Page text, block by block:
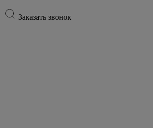
Заказать звонок